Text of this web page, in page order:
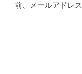
前、メールアドレ